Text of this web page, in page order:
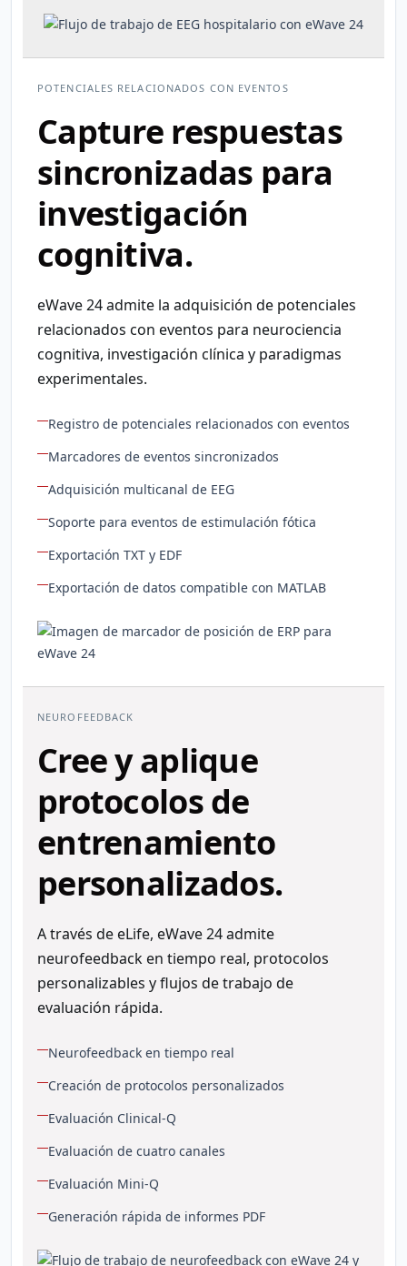
POTENCIALES RELACIONADOS CON EVENTOS
Capture respuestas
sincronizadas para
investigación
cognitiva.
eWave 24 admite la adquisición de potenciales
relacionados con eventos para neurociencia
cognitiva, investigación clínica y paradigmas
experimentales.
Registro de potenciales relacionados con eventos
Marcadores de eventos sincronizados
Adquisición multicanal de EEG
Soporte para eventos de estimulación fótica
Exportación TXT y EDF
Exportación de datos compatible con MATLAB
NEUROFEEDBACK
Cree y aplique
protocolos de
entrenamiento
personalizados.
A través de eLife, eWave 24 admite
neurofeedback en tiempo real, protocolos
personalizables y flujos de trabajo de
evaluación rápida.
Neurofeedback en tiempo real
Creación de protocolos personalizados
Evaluación Clinical-Q
Evaluación de cuatro canales
Evaluación Mini-Q
Generación rápida de informes PDF